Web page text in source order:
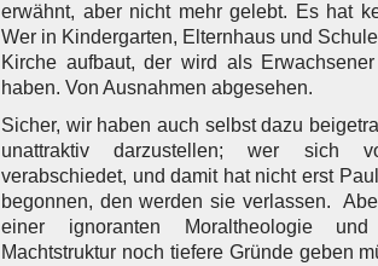
erwähnt, aber nicht mehr gelebt. Es hat
Wer in Kindergarten, Elternhaus und
Kirche aufbaut, der wird als
haben. Von Ausnahmen abgesehen.
Sicher, wir haben auch selbst dazu
unattraktiv darzustellen; wer sich
verabschiedet, und damit hat nicht erst
begonnen, den werden sie verlassen.
einer ignoranten Moraltheologie
Machtstruktur noch tiefere Gründe geben